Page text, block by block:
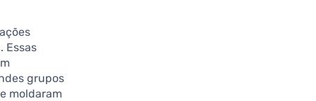
. Essas
grupos
moldaram